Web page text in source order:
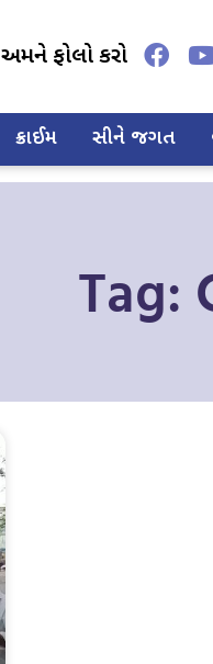
અમને ફોલો કરો
ક્રાઈમ સીને જગત
Tag: